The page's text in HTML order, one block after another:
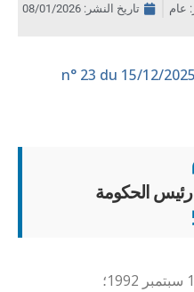
عام تاريخ النشر: 08/01/2026
الحكومة